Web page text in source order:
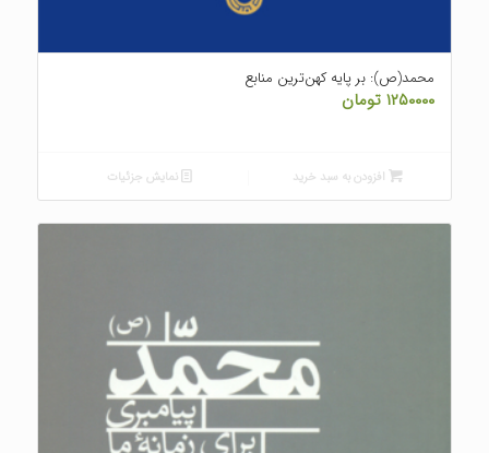
محمد(ص): بر پایه کهن‌ترین منابع
۱۲۵۰۰۰۰ تومان
افزودن به سبد خرید نمایش جزئیات